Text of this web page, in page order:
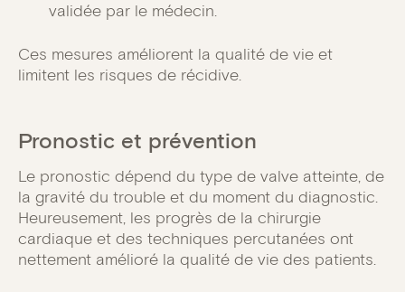
validée par le médecin.
Ces mesures améliorent la qualité de vie et
limitent les risques de récidive.
Pronostic et prévention
Le pronostic dépend du type de valve atteinte, de
la gravité du trouble et du moment du diagnostic.
Heureusement, les progrès de la chirurgie
cardiaque et des techniques percutanées ont
nettement amélioré la qualité de vie des patients.